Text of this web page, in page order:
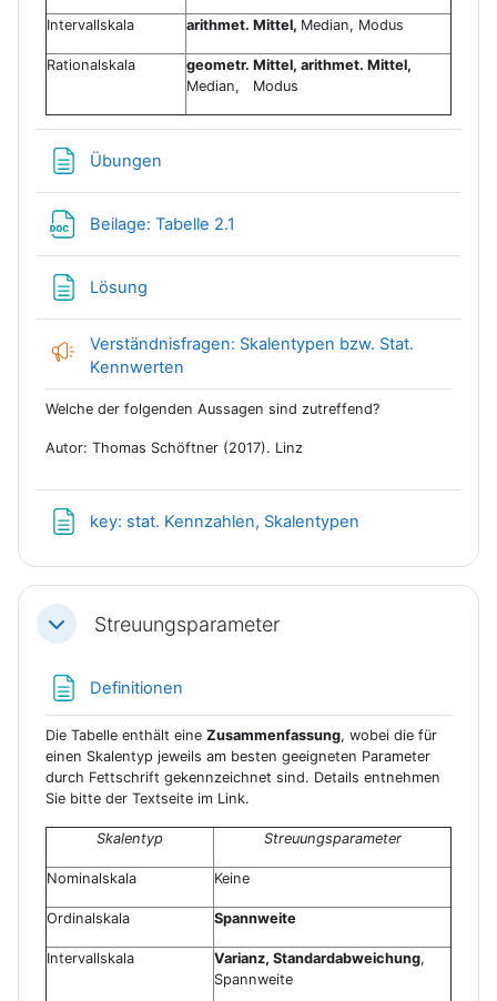
Intervallskala arithmet. Mittel, Median, Modus
Rationalskala
geometr. Mittel, arithmet. Mittel,
Median, Modus
Übungen
Beilage: Tabelle 2.1
Lösung
Verständnisfragen: Skalentypen bzw. Stat.
Kennwerten
Welche der folgenden Aussagen sind zutreffend?
Autor: Thomas Schöftner (2017). Linz
key: stat. Kennzahlen, Skalentypen
EinklappenStreuungsparameter
Definitionen
Die Tabelle enthält eine Zusammenfassung, wobei die für
einen Skalentyp jeweils am besten geeigneten Parameter
durch Fettschrift gekennzeichnet sind. Details entnehmen
Sie bitte der Textseite im Link.
Skalentyp Streuungsparameter
Nominalskala Keine
Ordinalskala Spannweite
Intervallskala Varianz, Standardabweichung,
Spannweite